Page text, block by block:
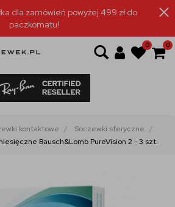
dla zamówień powyżej 499 zł do
paczkomatu!
0 0
kontaktowe
Soczewki sferyczne
Bausch&Lomb PureVision 2 - 3 szt.